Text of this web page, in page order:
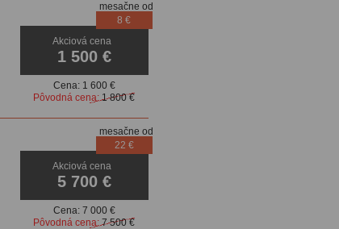
Akciová cena
1 500 €
mesačne od
8 €
Cena:1 600 €
Pôvodná cena:1 800 €
Akciová cena
5 700 €
mesačne od
22 €
Cena:7 000 €
Pôvodná cena:7 500 €